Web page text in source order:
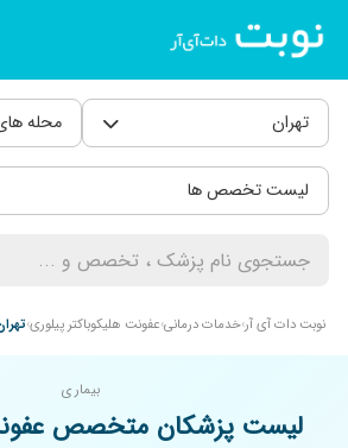
تهران محله
لیست تخصص ها
نوبت دات آی آر خدمات درمانی عفونت هلیکوباکتر پیلوری
بیماری
لیست پزشکان متخصص